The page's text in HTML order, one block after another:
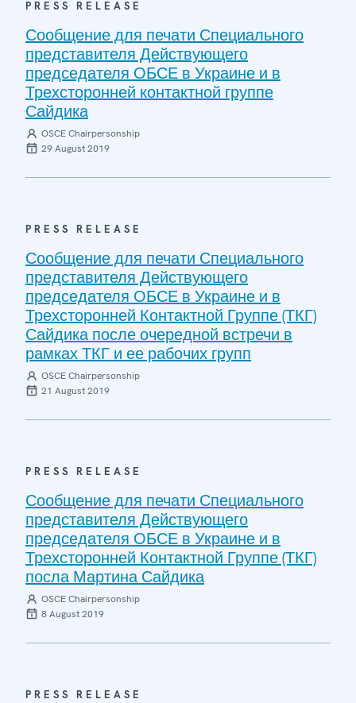
PRESS RELEASE
Сообщение для печати Специального
представителя Действующего
председателя ОБСЕ в Украине и в
Трехсторонней контактной группе
Сайдика
OSCE Chairpersonship
29 August 2019
PRESS RELEASE
Сообщение для печати Специального
представителя Действующего
председателя ОБСЕ в Украине и в
Трехсторонней Контактной Группе (ТКГ)
Сайдика после очередной встречи в
рамках ТКГ и ее рабочих групп
OSCE Chairpersonship
21 August 2019
PRESS RELEASE
Сообщение для печати Специального
представителя Действующего
председателя ОБСЕ в Украине и в
Трехсторонней Контактной Группе (ТКГ)
посла Мартина Сайдика
OSCE Chairpersonship
8 August 2019
PRESS RELEASE